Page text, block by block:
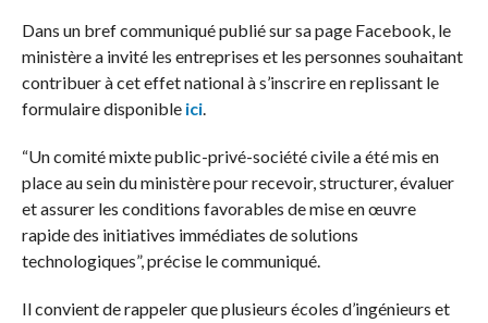
Dans un bref communiqué publié sur sa page Facebook, le
ministère a invité les entreprises et les personnes souhaitant
contribuer à cet effet national à s’inscrire en replissant le
formulaire disponible ici.
“Un comité mixte public-privé-société civile a été mis en
place au sein du ministère pour recevoir, structurer, évaluer
et assurer les conditions favorables de mise en œuvre
rapide des initiatives immédiates de solutions
technologiques”, précise le communiqué.
Il convient de rappeler que plusieurs écoles d’ingénieurs et